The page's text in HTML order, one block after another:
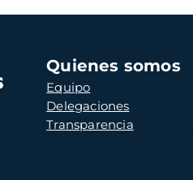
Navegación
principal
Quienes somos
Equipo
Delegaciones
Transparencia